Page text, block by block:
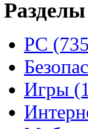
Разделы
PC
Игры